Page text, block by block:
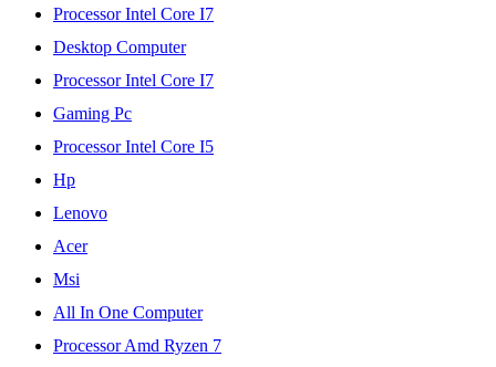
Processor Intel Core I7
Desktop Computer
Processor Intel Core I7
Gaming Pc
Processor Intel Core I5
Hp
Lenovo
Acer
Msi
All In One Computer
Processor Amd Ryzen 7